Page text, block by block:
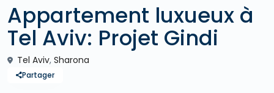
Appartement luxueux à
Tel Aviv: Projet Gindi
Tel Aviv, Sharona
Partager